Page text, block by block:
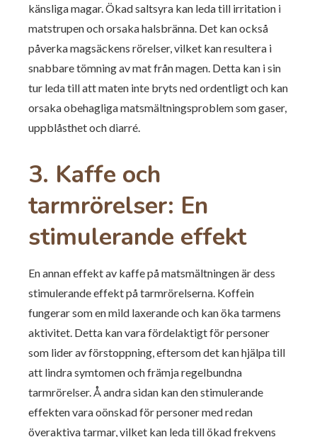
känsliga magar. Ökad saltsyra kan leda till irritation i
matstrupen och orsaka halsbränna. Det kan också
påverka magsäckens rörelser, vilket kan resultera i
snabbare tömning av mat från magen. Detta kan i sin
tur leda till att maten inte bryts ned ordentligt och kan
orsaka obehagliga matsmältningsproblem som gaser,
uppblåsthet och diarré.
3. Kaffe och
tarmrörelser: En
stimulerande effekt
En annan effekt av kaffe på matsmältningen är dess
stimulerande effekt på tarmrörelserna. Koffein
fungerar som en mild laxerande och kan öka tarmens
aktivitet. Detta kan vara fördelaktigt för personer
som lider av förstoppning, eftersom det kan hjälpa till
att lindra symtomen och främja regelbundna
tarmrörelser. Å andra sidan kan den stimulerande
effekten vara oönskad för personer med redan
överaktiva tarmar, vilket kan leda till ökad frekvens